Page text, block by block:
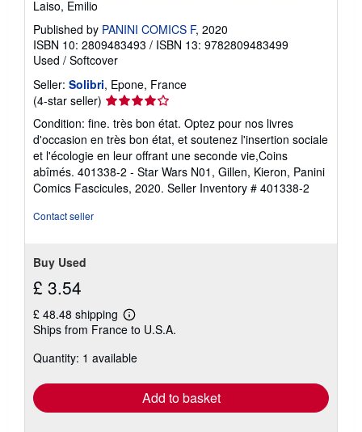
Laiso, Emilio
Published by PANINI COMICS F, 2020
ISBN 10: 2809483493 / ISBN 13: 9782809483499
Used / Softcover
Seller: Solibri, Epone, France
(4-star seller) Seller
rating
4
out
of
5
stars
Condition: fine. très bon état. Optez pour nos livres
d'occasion en très bon état, et soutenez l'insertion sociale
et l'écologie en leur offrant une seconde vie,Coins
abîmés. 401338-2 - Star Wars N01, Gillen, Kieron, Panini
Comics Fascicules, 2020. Seller Inventory # 401338-2
Contact seller
Buy Used
£ 3.54
£ 48.48 shipping
Learn
more
shipping
Ships from France to U.S.A.
Quantity: 1 available
Add to basket